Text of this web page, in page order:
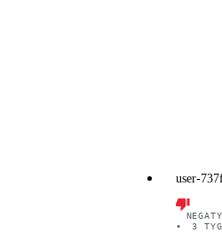
user-
•
3